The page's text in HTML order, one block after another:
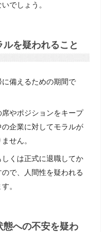
でしょう。
を疑われること
備えるための期間で
やポジションをキープ
企業に対してモラルが
せん。
くは正式に退職してか
で、人間性を疑われる
。
態への不安を疑わ